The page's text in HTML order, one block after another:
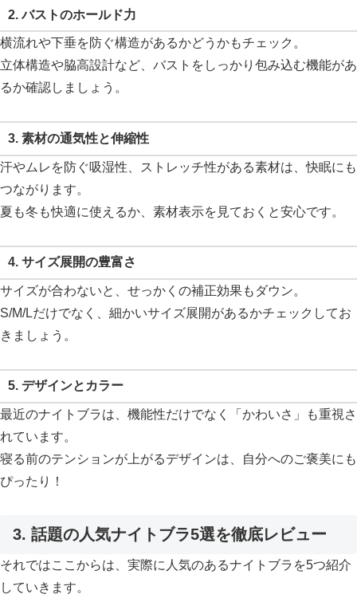
2.バストのホールド力
横流れや下垂を防ぐ構造があるかどうかもチェック。
立体構造や脇高設計など、バストをしっかり包み込む機能があ
るか確認しましょう。
3. 素材の通気性と伸縮性
汗やムレを防ぐ吸湿性、ストレッチ性がある素材は、快眠にも
つながります。
夏も冬も快適に使えるか、素材表示を見ておくと安心です。
4. サイズ展開の豊富さ
サイズが合わないと、せっかくの補正効果もダウン。
S/M/Lだけでなく、細かいサイズ展開があるかチェックしてお
きましょう。
5. デザインとカラー
最近のナイトブラは、機能性だけでなく「かわいさ」も重視さ
れています。
寝る前のテンションが上がるデザインは、自分へのご褒美にも
ぴったり！
3. 話題の人気ナイトブラ5選を徹底レビュー
それではここからは、実際に人気のあるナイトブラを5つ紹介
していきます。